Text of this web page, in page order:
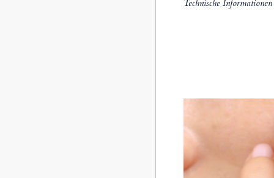
Technische Informationen